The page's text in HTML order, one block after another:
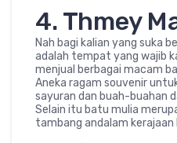
4. Thmey
Nah bagi kalian yang suka
adalah tempat yang wajib
menjual berbagai macam
Aneka ragam souvenir
sayuran dan buah-buahan
Selain itu batu mulia
tambang andalam kerajaan